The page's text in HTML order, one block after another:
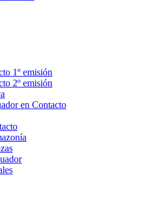
1º emisión
2º emisión
en Contacto